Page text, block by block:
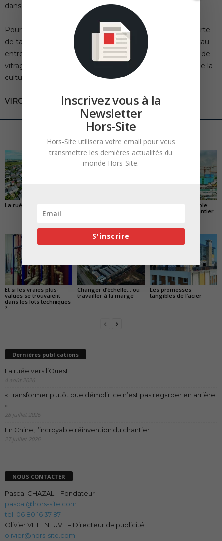
dans le noyau de la tour.
Pour compléter le tout, un grand cylindre, le « drum », sorte
de tambour de verre de 54 mètres de haut est pris en étau
entre plusieurs blocs de béton. Composé de 670 tonnes de
vitrages, il apporte une belle assise à ce nouveau phare de la
culture arlésien.
VIRGINIE SPEIGHT
La ruée vers l’Ouest
En Chine, l’incroyable
réinvention du chantier
Et si les vraies plus-
values se trouvaient
dans les lots techniques
?
Changer d’échelle… ou
travailler à la marge
Les promesses
tangibles de l’acier
Dernières publications
La ruée vers l’Ouest
4 août 2026
« Transformer plutôt que démolir, ce n’est pas regarder en arrière
»
28 juillet 2026
En Chine, l’incroyable réinvention du chantier
27 juillet 2026
NOUS CONTACTER
Pascal CHAZAL – Fondateur
pascal@hors-site.com
tel: 06 80 16 37 87
Olivier VILLENEUVE – Directeur de publicité
olivier@hors-site.com
Inscrivez vous à la
Newsletter
Hors-Site
Hors-Site utilisera votre email pour vous
transmettre les dernières actualités du
monde Hors-Site.
S'inscrire